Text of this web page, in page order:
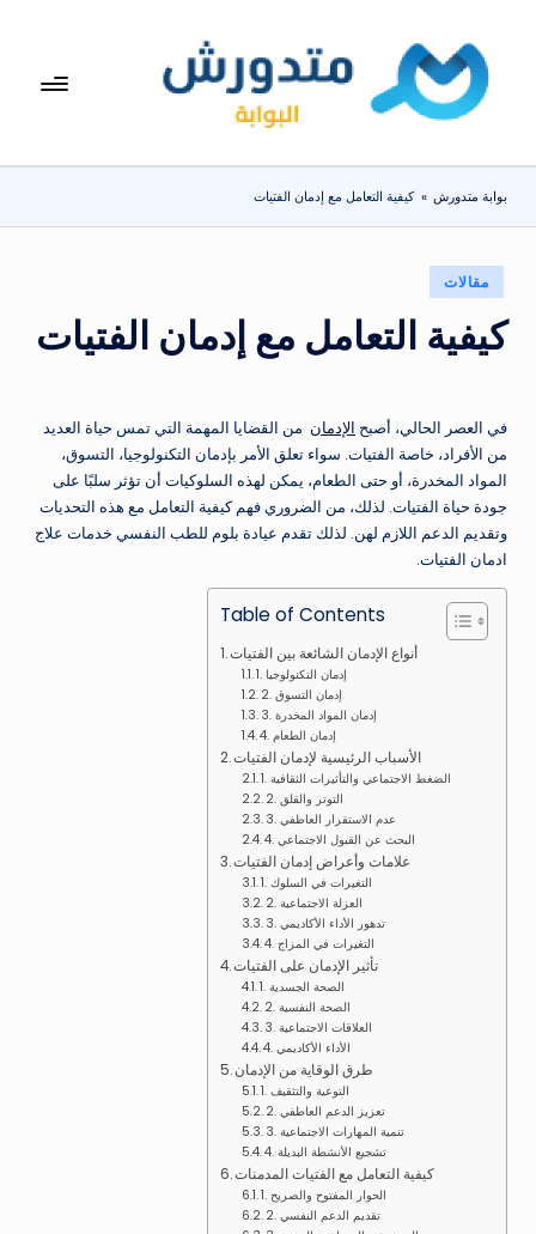
المحتوىبوا
مت
دو
ر
ش
تعرف
المنزلية
يومياً
بوابة متدورش » كيفية التعامل مع إدمان الفتيات
في
مقالات
كيفية التعامل مع إدمان الفتيات
في العصر الحالي، أصبح الإدمان من القضايا المهمة التي تمس حياة العديد
من الأفراد، خاصة الفتيات. سواء تعلق الأمر بإدمان التكنولوجيا، التسوق،
المواد المخدرة، أو حتى الطعام، يمكن لهذه السلوكيات أن تؤثر سلبًا على
جودة حياة الفتيات. لذلك، من الضروري فهم كيفية التعامل مع هذه التحديات
وتقديم الدعم اللازم لهن. لذلك تقدم عيادة بلوم للطب النفسي خدمات علاج
ادمان الفتيات.
Table of Contents
أنواع الإدمان الشائعة بين الفتيات
1. إدمان التكنولوجيا
2. إدمان التسوق
3. إدمان المواد المخدرة
4. إدمان الطعام
الأسباب الرئيسية لإدمان الفتيات
1. الضغط الاجتماعي والتأثيرات الثقافية
2. التوتر والقلق
3. عدم الاستقرار العاطفي
4. البحث عن القبول الاجتماعي
علامات وأعراض إدمان الفتيات
1. التغيرات في السلوك
2. العزلة الاجتماعية
3. تدهور الأداء الأكاديمي
4. التغيرات في المزاج
تأثير الإدمان على الفتيات
1. الصحة الجسدية
2. الصحة النفسية
3. العلاقات الاجتماعية
4. الأداء الأكاديمي
طرق الوقاية من الإدمان
1. التوعية والتثقيف
2. تعزيز الدعم العاطفي
3. تنمية المهارات الاجتماعية
4. تشجيع الأنشطة البديلة
كيفية التعامل مع الفتيات المدمنات
1. الحوار المفتوح والصريح
2. تقديم الدعم النفسي